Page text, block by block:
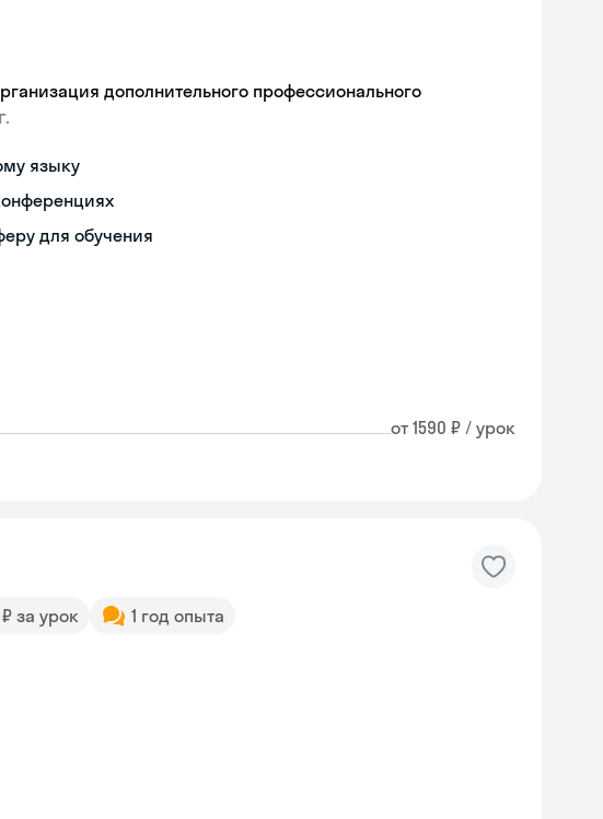
дополнительного профессионального
языку
для обучения
от 1590 ₽ / урок
₽ за урок 1 год опыта